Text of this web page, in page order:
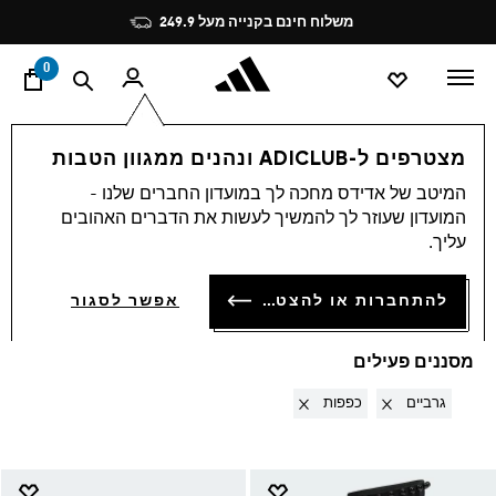
Pause
promotion
rotation
הצטרפו חינם לאדיקלאב, תיהנו מהטבות ותצברו נקודות
0
מצטרפים ל-ADICLUB ונהנים ממגוון הטבות
המיטב של אדידס מחכה לך במועדון החברים שלנו -
המועדון שעוזר לך להמשיך לעשות את הדברים האהובים
עליך.
להתחברות או להצטרפות אפשר לסגור
גרביים + כפפות·
ACCESSORIES
(41)
סינון ומיון הגדלת התמונות
מסננים פעילים
גרביים Remove filter Currently Refined by סוג מוצר: גרביים
כפפות Remove filter Currently Refined by סוג מוצר: כפפות